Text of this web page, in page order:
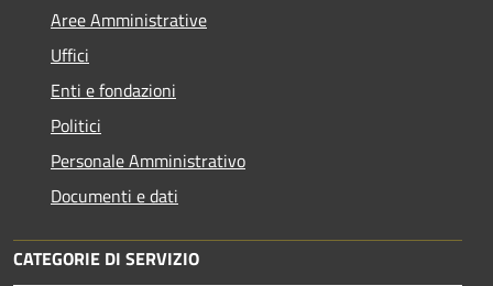
Aree Amministrative
Uffici
Enti e fondazioni
Politici
Personale Amministrativo
Documenti e dati
CATEGORIE DI SERVIZIO